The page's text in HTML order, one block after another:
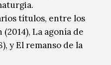
títulos, entre los
La agonía de
y El remanso de la